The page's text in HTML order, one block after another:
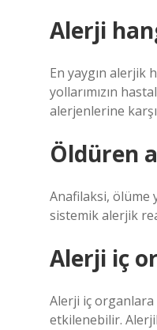
Alerji
En yaygın alerjik
yollarımızın
alerjenlerine
Öldüren
Anafilaksi, ölüme
sistemik alerjik
Alerji iç
Alerji iç organlara
etkilenebilir.